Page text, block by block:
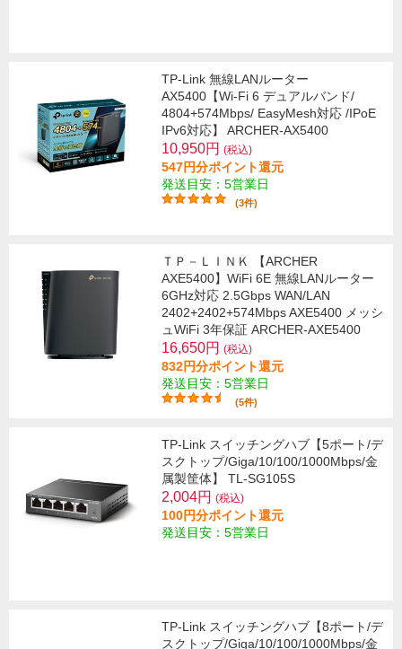
TP-Link 無線LANルーター
AX5400【Wi-Fi 6 デュアルバンド/
4804+574Mbps/ EasyMesh対応 /IPoE
IPv6対応】 ARCHER-AX5400
10,950円 (税込)
547円分ポイント還元
発送目安：5営業日
(3件)
ＴＰ－ＬＩＮＫ 【ARCHER
AXE5400】WiFi 6E 無線LANルーター
6GHz対応 2.5Gbps WAN/LAN
2402+2402+574Mbps AXE5400 メッシ
ュWiFi 3年保証 ARCHER-AXE5400
16,650円 (税込)
832円分ポイント還元
発送目安：5営業日
(5件)
TP-Link スイッチングハブ【5ポート/デ
スクトップ/Giga/10/100/1000Mbps/金
属製筐体】 TL-SG105S
2,004円 (税込)
100円分ポイント還元
発送目安：5営業日
TP-Link スイッチングハブ【8ポート/デ
スクトップ/Giga/10/100/1000Mbps/金